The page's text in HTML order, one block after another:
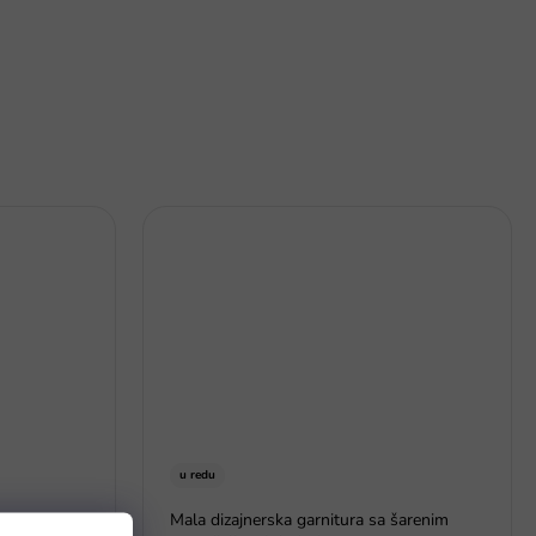
u redu
Mala dizajnerska garnitura sa šarenim